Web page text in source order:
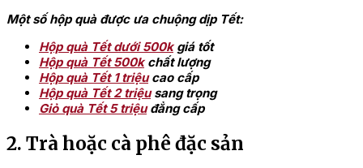
Một số hộp quà được ưa chuộng dịp Tết:
Hộp quà Tết dưới 500kgiá tốt
Hộp quà Tết 500kchất lượng
Hộp quà Tết 1 triệucao cấp
Hộp quà Tết 2 triệusang trọng
Giỏ quà Tết 5 triệu đẳng cấp
2. Trà hoặc cà phê đặc sản